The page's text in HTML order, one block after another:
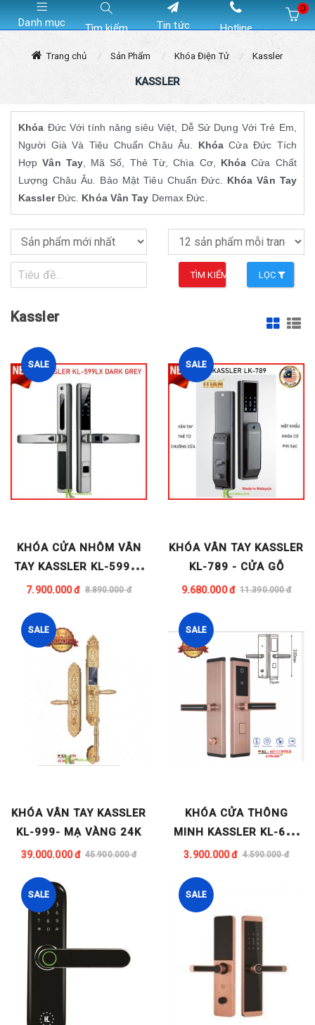
Danh mục Tìm kiếm Tin tức Hotline
0
Trang chủ Sản Phẩm Khóa Điện Tử Kassler
KASSLER
Khóa Đức Với tính năng siêu Việt, Dễ Sử Dụng Với Trẻ Em,
Người Già Và Tiêu Chuẩn Châu Âu. Khóa Cửa Đức Tích
HợpVân Tay, Mã Số, Thẻ Từ, Chìa Cơ, Khóa Cửa Chất
Lượng Châu Âu. Bảo Mật Tiêu Chuẩn Đức. Khóa Vân Tay
KasslerĐức. Khóa Vân Tay Demax Đức.
TÌM KIẾM LỌC
Kassler
SALE
KHÓA CỬA NHÔM VÂN
TAY KASSLER KL-599LX
DARK GREY - CHỐNG
7.900.000 đ 8.890.000 đ
SALE
KHÓA VÂN TAY KASSLER
KL-789 - CỬA GỖ
9.680.000 đ 11.390.000 đ
SALE
KHÓA VÂN TAY KASSLER
KL-999- MẠ VÀNG 24K
39.000.000 đ 45.900.000 đ
SALE
KHÓA CỬA THÔNG
MINH KASSLER KL-667
COPPER
3.900.000 đ 4.590.000 đ
SALE SALE